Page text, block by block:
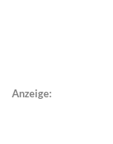
Anzeige: